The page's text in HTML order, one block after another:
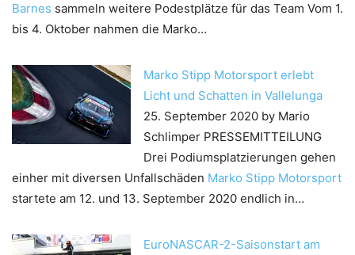
Barnes sammeln weitere Podestplätze für das Team Vom 1.
bis 4. Oktober nahmen die Marko…
Marko Stipp Motorsport erlebt
Licht und Schatten in Vallelunga
25. September 2020 by Mario
Schlimper PRESSEMITTEILUNG
Drei Podiumsplatzierungen gehen
einher mit diversen Unfallschäden Marko Stipp Motorsport
startete am 12. und 13. September 2020 endlich in…
EuroNASCAR-2-Saisonstart am